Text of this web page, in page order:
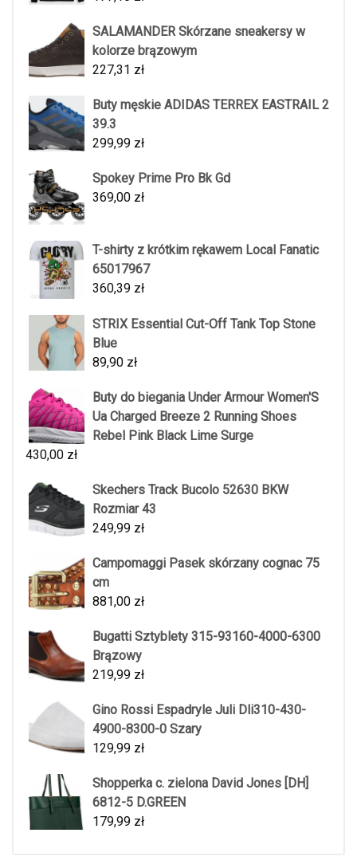
SALAMANDER Skórzane sneakersy w
kolorze brązowym
227,31 zł
Buty męskie ADIDAS TERREX EASTRAIL 2
39.3
299,99 zł
Spokey Prime Pro Bk Gd
369,00 zł
T-shirty z krótkim rękawem Local Fanatic
65017967
360,39 zł
STRIX Essential Cut-Off Tank Top Stone
Blue
89,90 zł
Buty do biegania Under Armour Women'S
Ua Charged Breeze 2 Running Shoes
Rebel Pink Black Lime Surge
430,00 zł
Skechers Track Bucolo 52630 BKW
Rozmiar 43
249,99 zł
Campomaggi Pasek skórzany cognac 75
cm
881,00 zł
Bugatti Sztyblety 315-93160-4000-6300
Brązowy
219,99 zł
Gino Rossi Espadryle Juli Dli310-430-
4900-8300-0 Szary
129,99 zł
Shopperka c. zielona David Jones [DH]
6812-5 D.GREEN
179,99 zł